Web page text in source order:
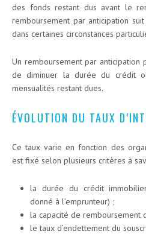
des fonds restant dus avant le
remboursement par anticipation
dans certaines circonstances
Un remboursement par anticipation
de diminuer la durée du crédit
mensualités restant dues.
ÉVOLUTION DU TAUX
Ce taux varie en fonction des
est fixé selon plusieurs critères à
la durée du crédit
donné à l’emprunteur) ;
la capacité de remboursement
le taux d’endettement du